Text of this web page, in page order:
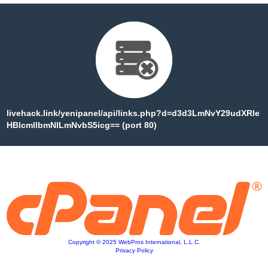
livehack.link/yenipanel/api/links.php?d=d3d3LmNvY29udXRle
HBlcmllbmNlLmNvbS5icg== (port 80)
Copyright © 2025 WebPros International, L.L.C.
Privacy Policy